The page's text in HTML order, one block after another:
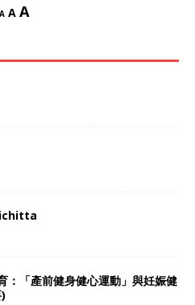
A A A
：「產前健身健心運動」與妊娠健